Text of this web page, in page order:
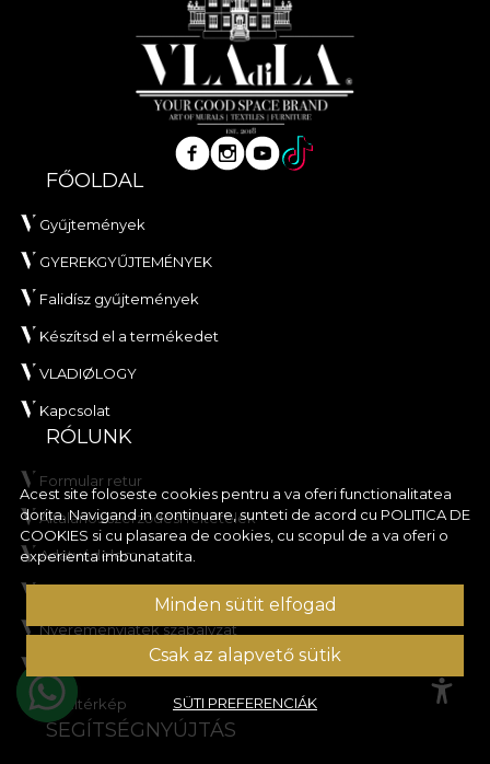
Acest site foloseste cookies pentru a va oferi functionalitatea
dorita. Navigand in continuare, sunteti de acord cu POLITICA DE
COOKIES si cu plasarea de cookies, cu scopul de a va oferi o
experienta imbunatatita.
Minden sütit elfogad
Csak az alapvető sütik
SÜTI PREFERENCIÁK
FŐOLDAL
Gyűjtemények
GYEREKGYŰJTEMÉNYEK
Falidísz gyűjtemények
Készítsd el a termékedet
VLADIØLOGY
Kapcsolat
RÓLUNK
Formular retur
Általános szerződési feltételek
Adatvédelem
Nyereményjáték szabályzat
Cookie-szabályzat
Oldaltérkép
SEGÍTSÉGNYÚJTÁS